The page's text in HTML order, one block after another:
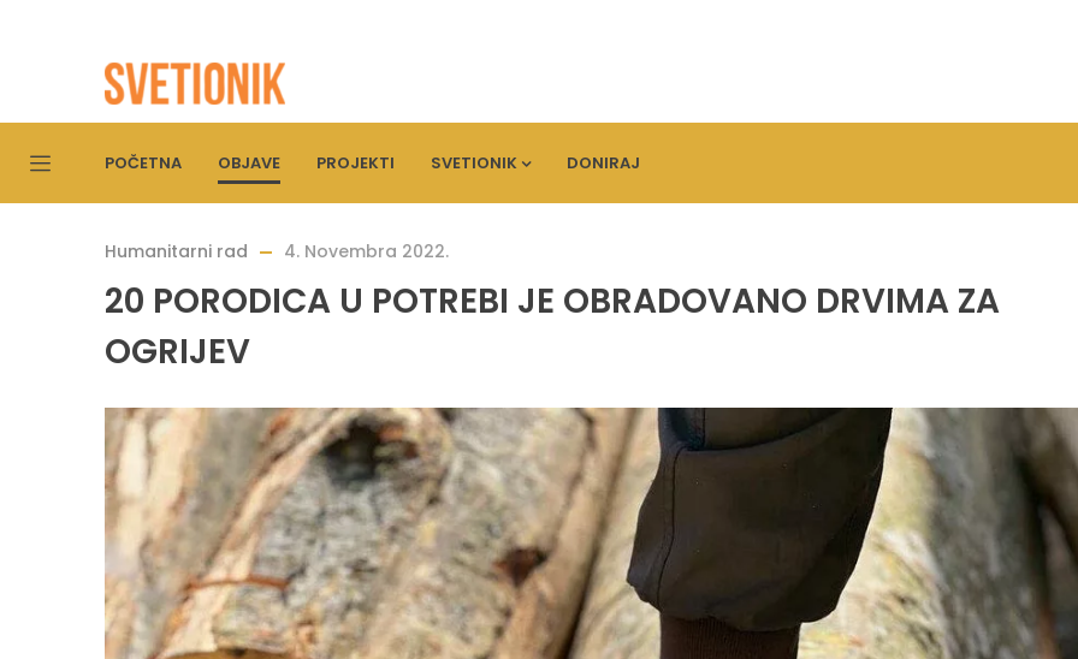
POČETNA OBJAVE PROJEKTI SVETIONIK DONIRAJ
Humanitarni rad 4. Novembra 2022.
20 PORODICA U POTREBI JE OBRADOVANO DRVIMA ZA
OGRIJEV